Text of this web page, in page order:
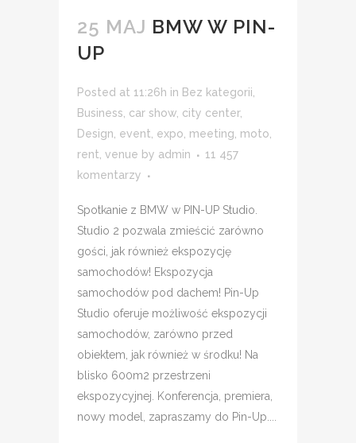
25 MAJ BMW W PIN-
UP
Posted at 11:26h in Bez kategorii
Business car show city center,
Design event expo meeting moto
rent venue by admin
11 457
komentarzy
Spotkanie z BMW w PIN-UP Studio.
Studio 2 pozwala zmieścić zarówno
gości, jak również ekspozycję
samochodów! Ekspozycja
samochodów pod dachem! Pin-Up
Studio oferuje możliwość ekspozycji
samochodów, zarówno przed
obiektem, jak również w środku! Na
blisko 600m2 przestrzeni
ekspozycyjnej. Konferencja, premiera,
nowy model, zapraszamy do Pin-Up....